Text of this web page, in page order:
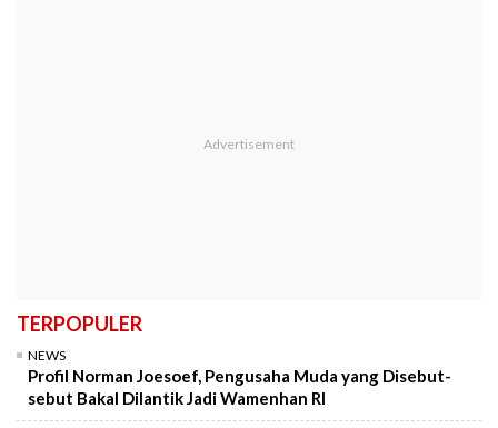
TERPOPULER
NEWS
Profil Norman Joesoef, Pengusaha Muda yang Disebut-
sebut Bakal Dilantik Jadi Wamenhan RI